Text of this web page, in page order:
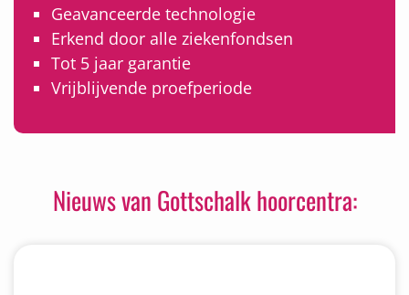
Geavanceerde technologie
Erkend door alle ziekenfondsen
Tot 5 jaar garantie
Vrijblijvende proefperiode
Nieuws van Gottschalk hoorcentra: